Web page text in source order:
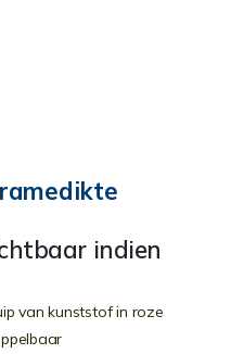
indien
van kunststof in roze